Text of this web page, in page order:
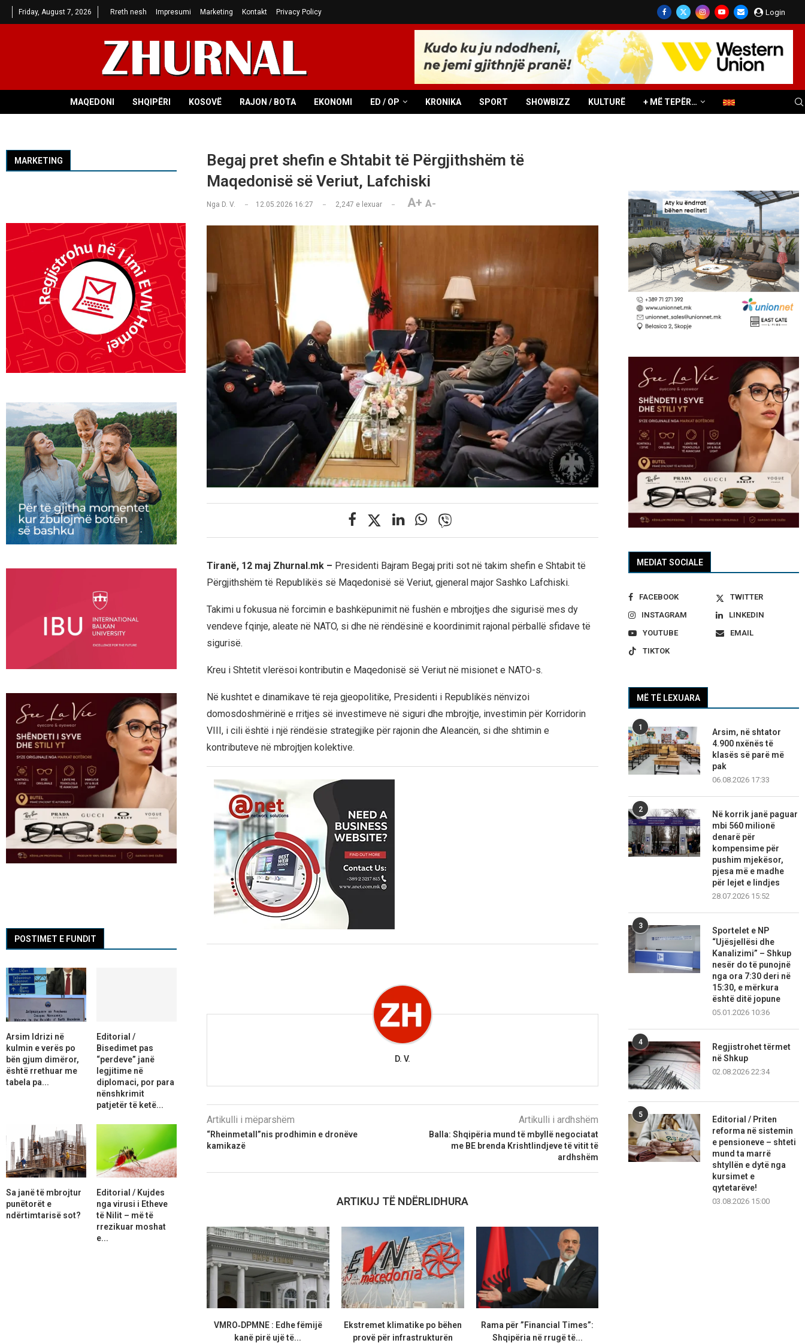
Friday, August 7, 2026 Rreth nesh Impresumi Marketing Kontakt Privacy Policy Login
MAQEDONI SHQIPËRI KOSOVË RAJON / BOTA EKONOMI ED / OP KRONIKA SPORT SHOWBIZZ KULTURË + MË TEPËR…
Begaj pret shefin e Shtabit të Përgjithshëm të
Maqedonisë së Veriut, Lafchiski
Nga D. V. 12.05.2026 16:27 2,247 e lexuar A+ A-
Tiranë, 12 maj Zhurnal.mk – Presidenti Bajram Begaj priti sot në takim shefin e Shtabit të
Përgjithshëm të Republikës së Maqedonisë së Veriut, gjeneral major Sashko Lafchiski.
Takimi u fokusua në forcimin e bashkëpunimit në fushën e mbrojtjes dhe sigurisë mes dy
vendeve fqinje, aleate në NATO, si dhe në rëndësinë e koordinimit rajonal përballë sfidave të
sigurisë.
Kreu i Shtetit vlerësoi kontributin e Maqedonisë së Veriut në misionet e NATO-s.
Në kushtet e dinamikave të reja gjeopolitike, Presidenti i Republikës nënvizoi
domosdoshmërinë e rritjes së investimeve në siguri dhe mbrojtje, investimin për Korridorin
VIII, i cili është i një rëndësie strategjike për rajonin dhe Aleancën, si dhe shtimin e
kontributeve në mbrojtjen kolektive.
D. V.
Artikulli i mëparshëm
“Rheinmetall”nis prodhimin e dronëve
kamikazë
Artikulli i ardhshëm
Balla: Shqipëria mund të mbyllë negociatat
me BE brenda Krishtlindjeve të vitit të
ardhshëm
ARTIKUJ TË NDËRLIDHURA
VMRO‑DPMNE : Edhe fëmijë
kanë pirë ujë të...
Ekstremet klimatike po bëhen
provë për infrastrukturën
Rama për ”Financial Times”:
Shqipëria në rrugë të...
MEDIAT SOCIALE
FACEBOOK
TWITTER
INSTAGRAM
LINKEDIN
YOUTUBE
EMAIL
TIKTOK
MË TË LEXUARA
1
Arsim, në shtator
4.900 nxënës të
klasës së parë më
pak
06.08.2026 17:33
2
Në korrik janë paguar
mbi 560 milionë
denarë për
kompensime për
pushim mjekësor,
pjesa më e madhe
për lejet e lindjes
28.07.2026 15:52
3
Sportelet e NP
“Ujësjellësi dhe
Kanalizimi” – Shkup
nesër do të punojnë
nga ora 7:30 deri në
15:30, e mërkura
është ditë jopune
05.01.2026 10:36
4
Regjistrohet tërmet
në Shkup
02.08.2026 22:34
5
Editorial / Priten
reforma në sistemin
e pensioneve – shteti
mund ta marrë
shtyllën e dytë nga
kursimet e
qytetarëve!
03.08.2026 15:00
MARKETING
POSTIMET E FUNDIT
Arsim Idrizi në
kulmin e verës po
bën gjum dimëror,
është rrethuar me
tabela pa...
Editorial /
Bisedimet pas
“perdeve” janë
legjitime në
diplomaci, por para
nënshkrimit
patjetër të ketë...
Sa janë të mbrojtur
punëtorët e
ndërtimtarisë sot?
Editorial / Kujdes
nga virusi i Etheve
të Nilit – më të
rrezikuar moshat
e...